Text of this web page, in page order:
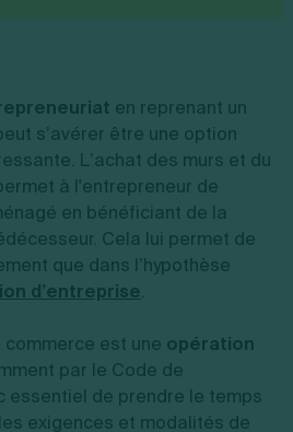
de forme juridique
création
du dirigeant
la création
pratiques
en reprenant un
s’avérer être une option
L’achat des murs et du
à l'entrepreneur de
en bénéficiant de la
Cela lui permet de
que dans l’hypothèse
d’entreprise.
commerce est une opération
par le Code de
essentiel de prendre le temps
exigences et modalités de